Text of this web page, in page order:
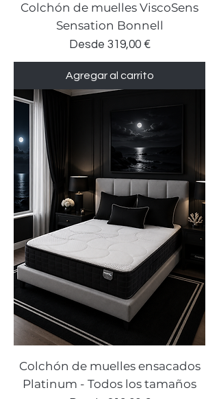
Colchón de muelles ViscoSens
Sensation Bonnell
Desde 319,00 €
Precio de oferta
Agregar al carrito
Colchón de muelles ensacados
Platinum - Todos los tamaños